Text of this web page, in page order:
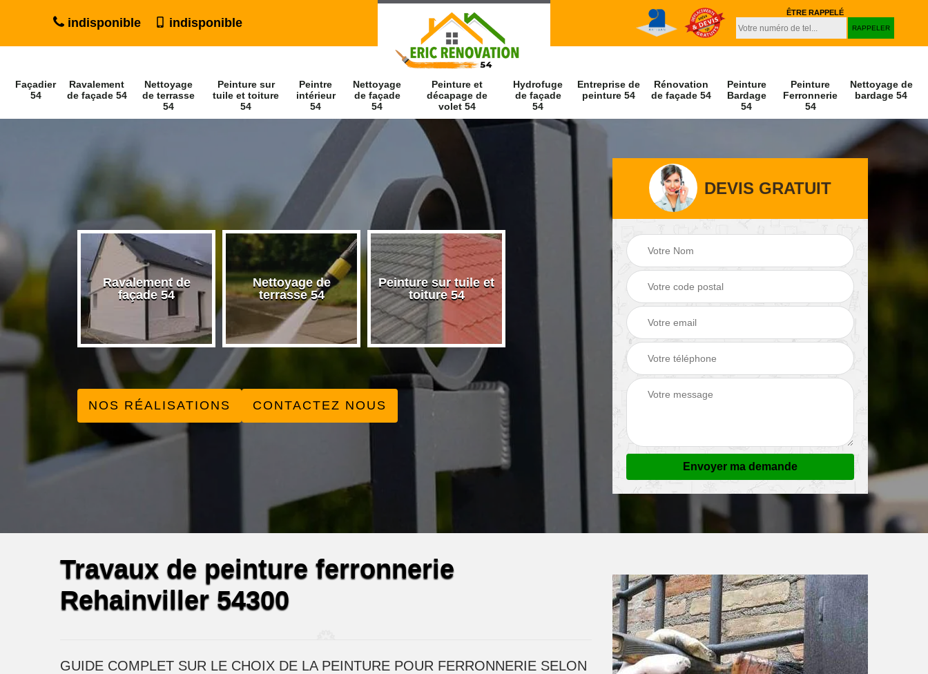
indisponible indisponible
ÊTRE RAPPELÉ
Façadier
54
Ravalement
de façade 54
Nettoyage
de terrasse
54
Peinture sur
tuile et toiture
54
Peintre
intérieur
54
Nettoyage
de façade
54
Peinture et
décapage de
volet 54
Hydrofuge
de façade
54
Entreprise de
peinture 54
Rénovation
de façade 54
Peinture
Bardage
54
Peinture
Ferronnerie
54
Nettoyage de
bardage 54
54
Ravalement de
façade 54
Nettoyage de
terrasse 54
Peinture sur tuile et
toiture 54
Peintre intérieur 54
Nettoyage de
façade 54
Peinture et
décapage de volet
NOS RÉALISATIONS CONTACTEZ NOUS
DEVIS GRATUIT
Travaux de peinture ferronnerie
Rehainviller 54300
GUIDE COMPLET SUR LE CHOIX DE LA PEINTURE POUR FERRONNERIE SELON